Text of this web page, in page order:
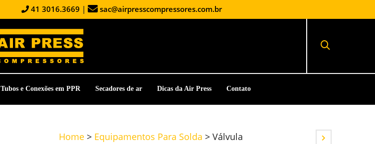
41 3016.3669 | sac@airpresscompressores.com.br
Tubos e Conexões em PPR Secadores de ar Dicas da Air Press Contato
Home > Equipamentos Para Solda > Válvula